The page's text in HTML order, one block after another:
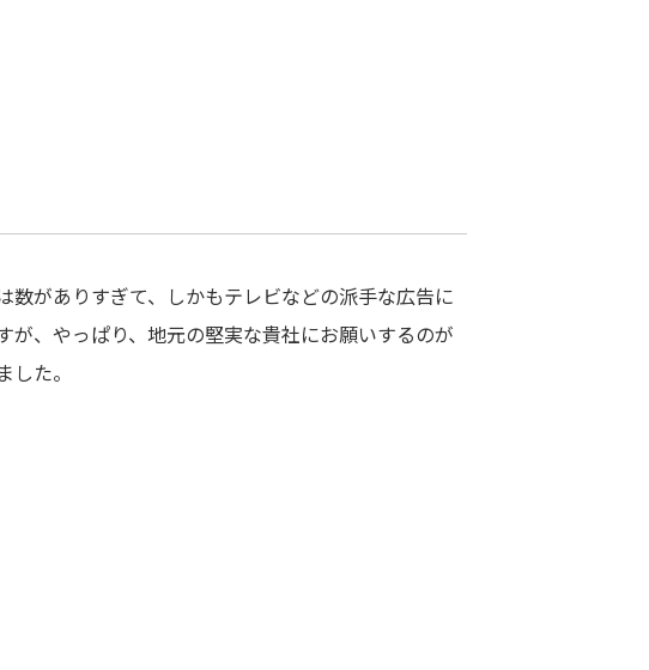
数がありすぎて、しかもテレビなどの派手な広告に
が、やっぱり、地元の堅実な貴社にお願いするのが
した。